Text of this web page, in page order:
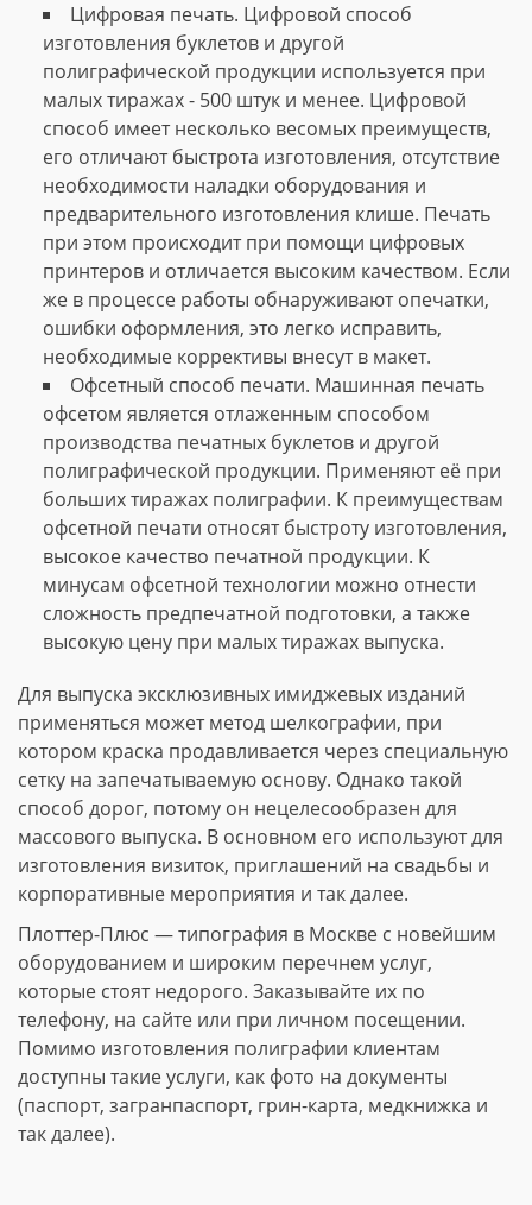
Цифровая печать. Цифровой способ
изготовления буклетов и другой
полиграфической продукции используется при
малых тиражах - 500 штук и менее. Цифровой
способ имеет несколько весомых преимуществ,
его отличают быстрота изготовления, отсутствие
необходимости наладки оборудования и
предварительного изготовления клише. Печать
при этом происходит при помощи цифровых
принтеров и отличается высоким качеством. Если
же в процессе работы обнаруживают опечатки,
ошибки оформления, это легко исправить,
необходимые коррективы внесут в макет.
Офсетный способ печати. Машинная печать
офсетом является отлаженным способом
производства печатных буклетов и другой
полиграфической продукции. Применяют её при
больших тиражах полиграфии. К преимуществам
офсетной печати относят быстроту изготовления,
высокое качество печатной продукции. К
минусам офсетной технологии можно отнести
сложность предпечатной подготовки, а также
высокую цену при малых тиражах выпуска.
Для выпуска эксклюзивных имиджевых изданий
применяться может метод шелкографии, при
котором краска продавливается через специальную
сетку на запечатываемую основу. Однако такой
способ дорог, потому он нецелесообразен для
массового выпуска. В основном его используют для
изготовления визиток, приглашений на свадьбы и
корпоративные мероприятия и так далее.
Плоттер-Плюс — типография в Москве с новейшим
оборудованием и широким перечнем услуг,
которые стоят недорого. Заказывайте их по
телефону, на сайте или при личном посещении.
Помимо изготовления полиграфии клиентам
доступны такие услуги, как фото на документы
(паспорт, загранпаспорт, грин-карта, медкнижка и
так далее).